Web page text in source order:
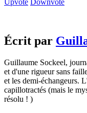
Upvote Downvote
Écrit par
Guillaume Sockeel,
et d'une rigueur sans
et les demi-échangeurs.
capillotractés (mais le
résolu ! )